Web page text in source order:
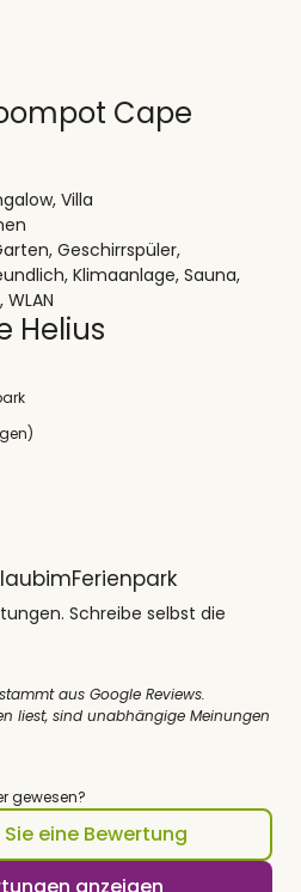
Cape
Villa
Geschirrspüler,
Klimaanlage, Sauna,
Helius
Schreibe selbst die
aus Google Reviews.
liest, sind unabhängige Meinungen
gewesen?
eine Bewertung
anzeigen